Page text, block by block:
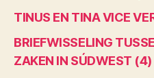
TINUS EN TINA VICE
BRIEFWISSELING
ZAKEN IN SÚDWEST (4)